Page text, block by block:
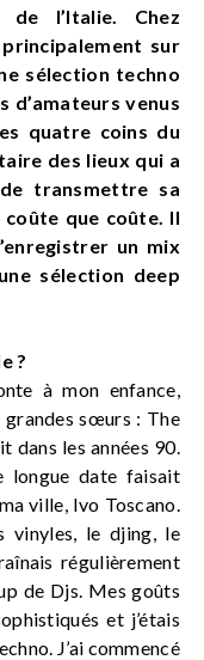
l’Italie. Chez
sur
sélection techno
d’amateurs venus
quatre coins du
des lieux qui a
transmettre sa
que coûte. Il
un mix
sélection deep
?
à mon enfance,
grandes sœurs : The
dans les années 90.
longue date faisait
ville, Ivo Toscano.
vinyles, le djing, le
régulièrement
de Djs. Mes goûts
et j’étais
J’ai commencé